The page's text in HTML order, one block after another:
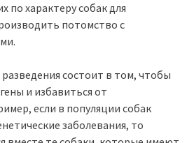
по характеру собак для
потомство с
состоит в том, чтобы
и избавиться от
если в популяции собак
заболевания, то